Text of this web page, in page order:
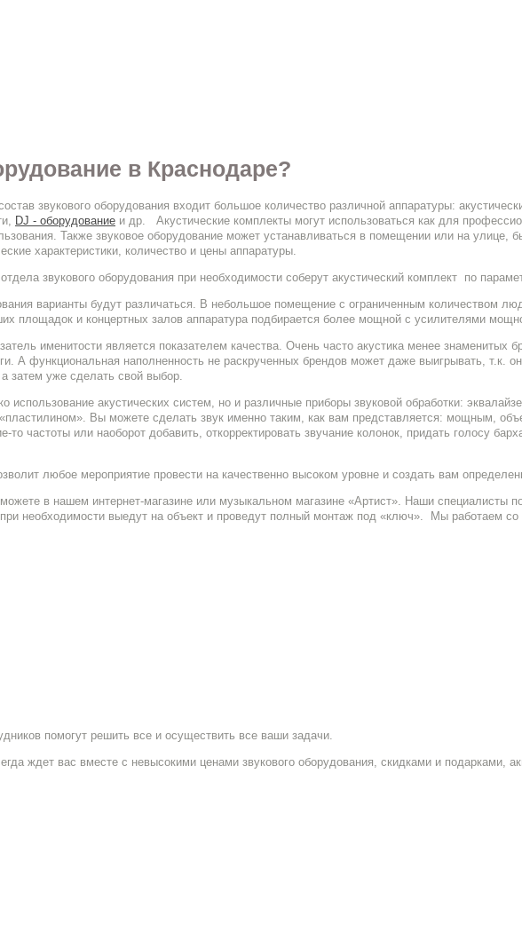
в Краснодаре?
звукового оборудования входит большое количество различной аппаратуры:
DJ - оборудование и др. Акустические комплекты могут использоваться как для
Также звуковое оборудование может устанавливаться в помещении или на
характеристики, количество и цены аппаратуры.
звукового оборудования при необходимости соберут акустический комплект по
варианты будут различаться. В небольшое помещение с ограниченным количеством
и концертных залов аппаратура подбирается более мощной с усилителями
именитости является показателем качества. Очень часто акустика менее
А функциональная наполненность не раскрученных брендов может даже выигрывать, т.к.
затем уже сделать свой выбор.
использование акустических систем, но и различные приборы звуковой обработки:
«пластилином». Вы можете сделать звук именно таким, как вам представляется: мощным,
частоты или наоборот добавить, откорректировать звучание колонок, придать голосу
любое мероприятие провести на качественно высоком уровне и создать вам
в нашем интернет-магазине или музыкальном магазине «Артист». Наши специалисты
необходимости выедут на объект и проведут полный монтаж под «ключ». Мы работаем
помогут решить все и осуществить все ваши задачи.
ждет вас вместе с невысокими ценами звукового оборудования, скидками и подарками,